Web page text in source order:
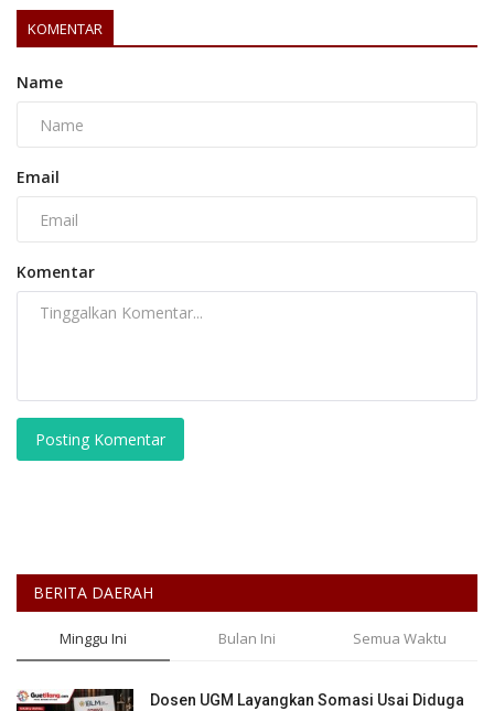
KOMENTAR
Name
Email
Komentar
Posting Komentar
BERITA DAERAH
Minggu Ini Bulan Ini Semua Waktu
Dosen UGM Layangkan Somasi Usai Diduga